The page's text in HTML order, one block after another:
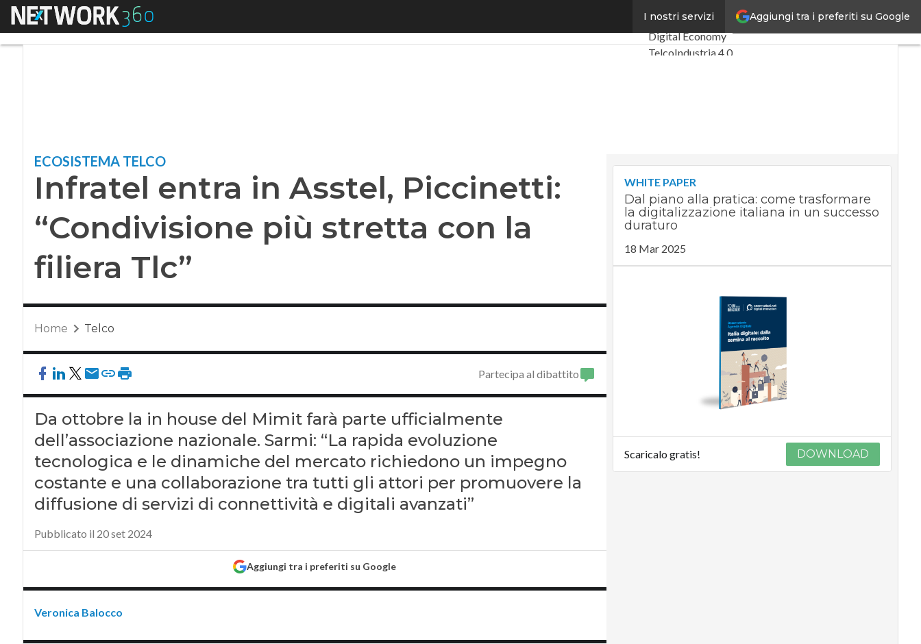
Aggiungi tra i preferiti su Google
I nostri servizi
Menu Infratel entra in Asstel, Piccinetti: “Condivisione più stretta con la filiera Tlc” Ultimi articoli
Digital Economy
TelcoIndustria 4.0
Le Guide di
CorCom
Podcast Privacy
ECOSISTEMA TELCO
Infratel entra in Asstel, Piccinetti:
“Condivisione più stretta con la
filiera Tlc”
Home Telco
Partecipa al dibattito
Da ottobre la in house del Mimit farà parte ufficialmente
dell’associazione nazionale. Sarmi: “La rapida evoluzione
tecnologica e le dinamiche del mercato richiedono un impegno
costante e una collaborazione tra tutti gli attori per promuovere la
diffusione di servizi di connettività e digitali avanzati”
Pubblicato il 20 set 2024
Aggiungi tra i preferiti su Google
Veronica Balocco
WHITE PAPER
Dal piano alla pratica: come trasformare
la digitalizzazione italiana in un successo
duraturo
18 Mar 2025
Scaricalo gratis! DOWNLOAD